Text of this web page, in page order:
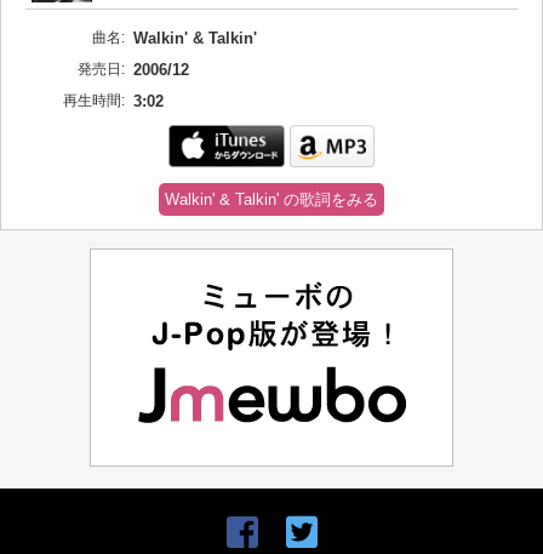
曲名: Walkin' & Talkin'
発売日: 2006/12
再生時間: 3:02
Walkin' & Talkin' の歌詞をみる